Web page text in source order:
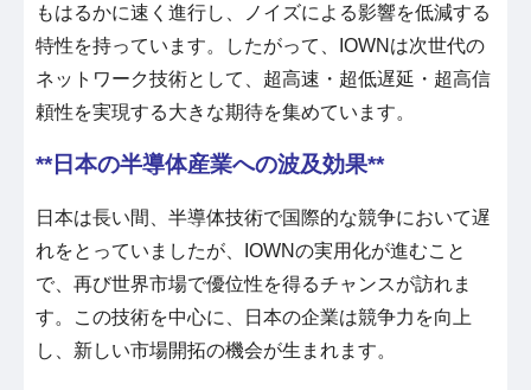
もはるかに速く進行し、ノイズによる影響を低減する
特性を持っています。したがって、IOWNは次世代の
ネットワーク技術として、超高速・超低遅延・超高信
頼性を実現する大きな期待を集めています。
**日本の半導体産業への波及効果**
日本は長い間、半導体技術で国際的な競争において遅
れをとっていましたが、IOWNの実用化が進むこと
で、再び世界市場で優位性を得るチャンスが訪れま
す。この技術を中心に、日本の企業は競争力を向上
し、新しい市場開拓の機会が生まれます。